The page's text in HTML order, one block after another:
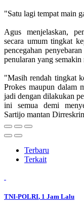
"Satu lagi tempat main
Agus menjelaskan,
secara umum tingkat
pencegahan
penularan yang semakin
"Masih rendah tingkat
Prokes maupun dalam
jadi dengan dilakukan
ini semua demi
Sartijo mantan
Terbaru
Terkait
TNI-POLRI, 1 Jam Lalu